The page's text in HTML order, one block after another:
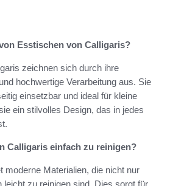
Esstischen von Calligaris?
zeichnen sich durch ihre
hochwertige Verarbeitung aus. Sie
einsetzbar und ideal für kleine
ein stilvolles Design, das in jedes
Calligaris einfach zu reinigen?
moderne Materialien, die nicht nur
leicht zu reinigen sind. Dies sorgt für